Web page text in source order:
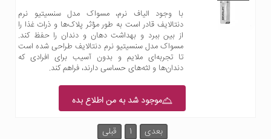
با وجود الیاف نرم، مسواک مدل سنسیتیو نرم
دنتالایف قادر است به طور مؤثر پلاک‌ها و ذرات غذا را
از بین ببرد و بهداشت دهان و دندان را حفظ کند.
مسواک مدل سنسیتیو نرم دنتالایف طراحی شده است
تا تجربه‌ای ملایم و بدون آسیب برای افرادی که
دندان‌ها و لثه‌های حساسی دارند، فراهم کند.
موجود شد به من اطلاع بده
قبلی 1 بعدی